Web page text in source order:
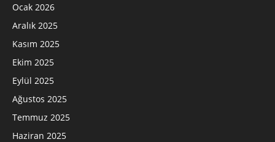
Ocak 2026
Aralık 2025
Kasım 2025
Ekim 2025
Eylül 2025
Ağustos 2025
Temmuz 2025
Haziran 2025